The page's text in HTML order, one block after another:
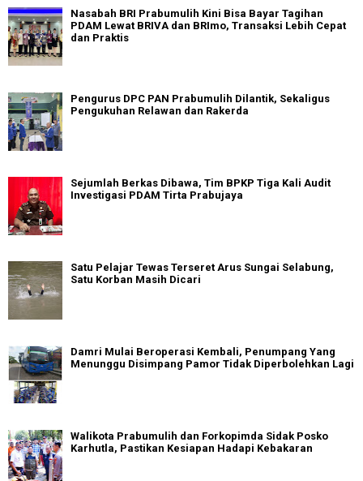
Nasabah BRI Prabumulih Kini Bisa Bayar Tagihan
PDAM Lewat BRIVA dan BRImo, Transaksi Lebih Cepat
dan Praktis
Pengurus DPC PAN Prabumulih Dilantik, Sekaligus
Pengukuhan Relawan dan Rakerda
Sejumlah Berkas Dibawa, Tim BPKP Tiga Kali Audit
Investigasi PDAM Tirta Prabujaya
Satu Pelajar Tewas Terseret Arus Sungai Selabung,
Satu Korban Masih Dicari
Damri Mulai Beroperasi Kembali, Penumpang Yang
Menunggu Disimpang Pamor Tidak Diperbolehkan Lagi
Walikota Prabumulih dan Forkopimda Sidak Posko
Karhutla, Pastikan Kesiapan Hadapi Kebakaran